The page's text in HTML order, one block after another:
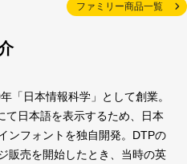
ファミリー商品一覧
「日本情報科学」として創業。
て日本語を表示するため、日本
ンフォントを独自開発。DTPの
販売を開始したとき、当時の英